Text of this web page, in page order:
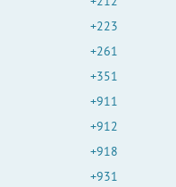
+223
+261
+351
+911
+912
+918
+931